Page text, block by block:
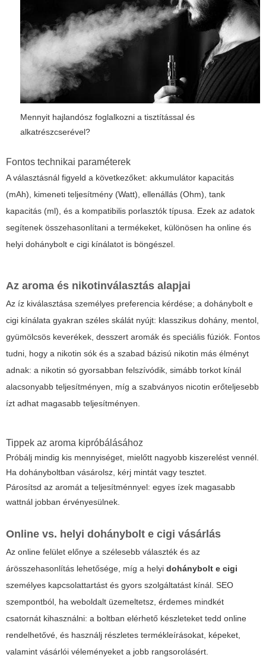
Mennyit hajlandósz foglalkozni a tisztítással és
alkatrészcserével?
Fontos technikai paraméterek
A választásnál figyeld a következőket: akkumulátor kapacitás
(mAh), kimeneti teljesítmény (Watt), ellenállás (Ohm), tank
kapacitás (ml), és a kompatibilis porlasztók típusa. Ezek az adatok
segítenek összehasonlítani a termékeket, különösen ha online és
helyi dohánybolt e cigi kínálatot is böngészel.
Az aroma és nikotinválasztás alapjai
Az íz kiválasztása személyes preferencia kérdése; a dohánybolt e
cigi kínálata gyakran széles skálát nyújt: klasszikus dohány, mentol,
gyümölcsös keverékek, desszert aromák és speciális fúziók. Fontos
tudni, hogy a nikotin sók és a szabad bázisú nikotin más élményt
adnak: a nikotin só gyorsabban felszívódik, simább torkot kínál
alacsonyabb teljesítményen, míg a szabványos nicotin erőteljesebb
ízt adhat magasabb teljesítményen.
Tippek az aroma kipróbálásához
Próbálj mindig kis mennyiséget, mielőtt nagyobb kiszerelést vennél.
Ha dohányboltban vásárolsz, kérj mintát vagy tesztet.
Párosítsd az aromát a teljesítménnyel: egyes ízek magasabb
wattnál jobban érvényesülnek.
Online vs. helyi dohánybolt e cigi vásárlás
Az online felület előnye a szélesebb választék és az
árösszehasonlítás lehetősége, míg a helyi dohánybolt e cigi
személyes kapcsolattartást és gyors szolgáltatást kínál. SEO
szempontból, ha weboldalt üzemeltetsz, érdemes mindkét
csatornát kihasználni: a boltban elérhető készleteket tedd online
rendelhetővé, és használj részletes termékleírásokat, képeket,
valamint vásárlói véleményeket a jobb rangsorolásért.